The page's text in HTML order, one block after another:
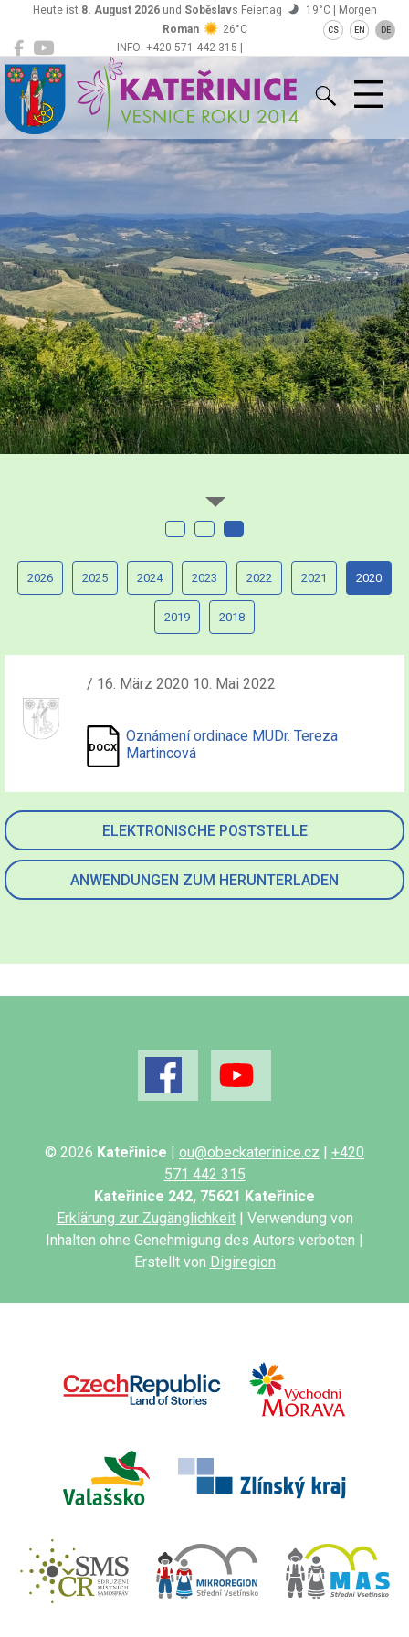
INFO: +420 571 442 315 |
ou@obeckaterinice.cz
Heute ist 8. August 2026und Soběslavs Feiertag
19°C | Morgen
Roman
26°C CS EN DE
Kateřinice
ELEKTRONISCHE POSTSTELLE
ANWENDUNGEN ZUM HERUNTERLADEN
2026 2025 2024 2023 2022 2021 2020
2019 2018
/ 16. März 2020 10. Mai 2022
Oznámení ordinace MUDr. Tereza
Martincová
© 2026 Kateřinice | ou@obeckaterinice.cz | +420
571 442 315
Kateřinice 242, 75621 Kateřinice
Erklärung zur Zugänglichkeit| Verwendung von
Inhalten ohne Genehmigung des Autors verboten |
Erstellt von Digiregion